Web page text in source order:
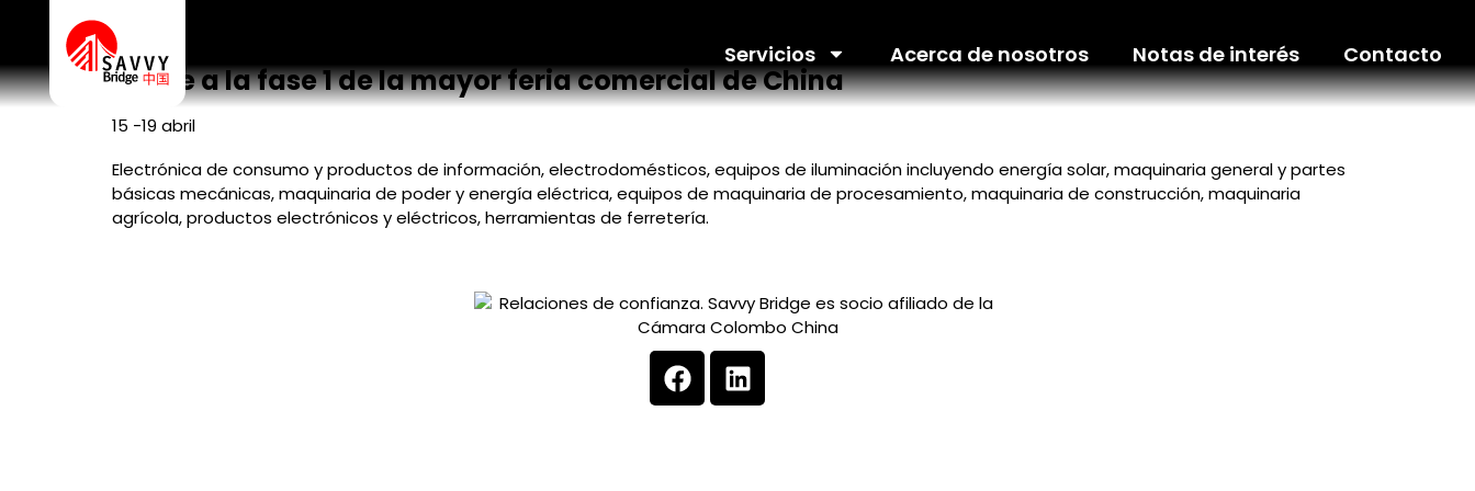
Servicios Acerca de nosotros Notas de interés Contacto
Feria de Canton – Fase I
Asiste a la fase 1 de la mayor feria comercial de China
15 -19 abril
Electrónica de consumo y productos de información, electrodomésticos, equipos de iluminación incluyendo energía solar, maquinaria general y partes
básicas mecánicas, maquinaria de poder y energía eléctrica, equipos de maquinaria de procesamiento, maquinaria de construcción, maquinaria
agrícola, productos electrónicos y eléctricos, herramientas de ferretería.